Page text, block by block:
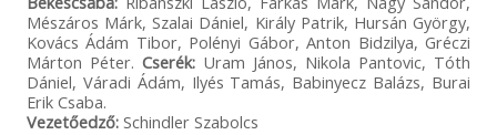
Mészáros Márk, Szalai Dániel, Király Patrik, Hursán György,
Kovács Ádám Tibor, Polényi Gábor, Anton Bidzilya, Gréczi
Márton Péter. Cserék:Uram János, Nikola Pantovic, Tóth
Dániel, Váradi Ádám, Ilyés Tamás, Babinyecz Balázs, Burai
Erik Csaba.
Vezetőedző:Schindler Szabolcs